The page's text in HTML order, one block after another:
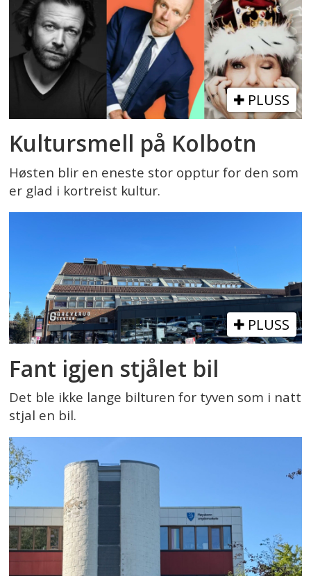
PLUSS
Kultursmell på Kolbotn
Høsten blir en eneste stor opptur for den som
er glad i kortreist kultur.
PLUSS
Fant igjen stjålet bil
Det ble ikke lange bilturen for tyven som i natt
stjal en bil.